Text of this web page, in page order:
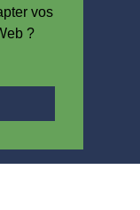
vos
?